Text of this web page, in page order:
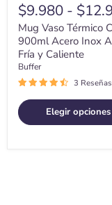
$9.980 -
Mug Vaso Térmico
900ml Acero Inox
Fría y Caliente
Buffer
3 Reseñas
Elegir opciones